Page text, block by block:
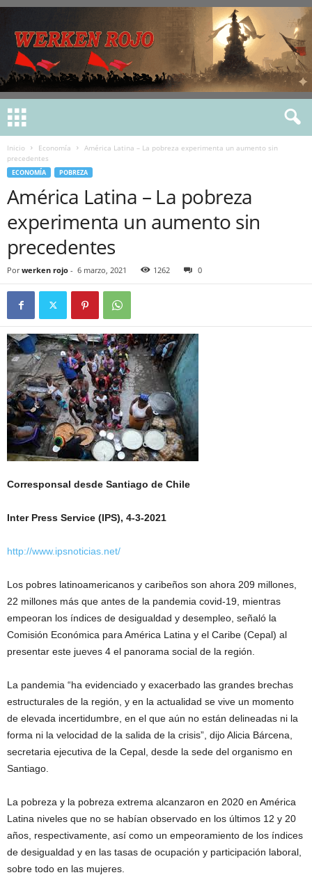
Inicio Economía
América Latina – La pobreza experimenta un aumento sin
precedentes
ECONOMÍA POBREZA
América Latina – La pobreza
experimenta un aumento sin
precedentes
Por werken rojo - 6 marzo, 2021 1262 0
Corresponsal desde Santiago de Chile
Inter Press Service (IPS), 4-3-2021
http://www.ipsnoticias.net/
Los pobres latinoamericanos y caribeños son ahora 209 millones,
22 millones más que antes de la pandemia covid-19, mientras
empeoran los índices de desigualdad y desempleo, señaló la
Comisión Económica para América Latina y el Caribe (Cepal) al
presentar este jueves 4 el panorama social de la región.
La pandemia “ha evidenciado y exacerbado las grandes brechas
estructurales de la región, y en la actualidad se vive un momento
de elevada incertidumbre, en el que aún no están delineadas ni la
forma ni la velocidad de la salida de la crisis”, dijo Alicia Bárcena,
secretaria ejecutiva de la Cepal, desde la sede del organismo en
Santiago.
La pobreza y la pobreza extrema alcanzaron en 2020 en América
Latina niveles que no se habían observado en los últimos 12 y 20
años, respectivamente, así como un empeoramiento de los índices
de desigualdad y en las tasas de ocupación y participación laboral,
sobre todo en las mujeres.